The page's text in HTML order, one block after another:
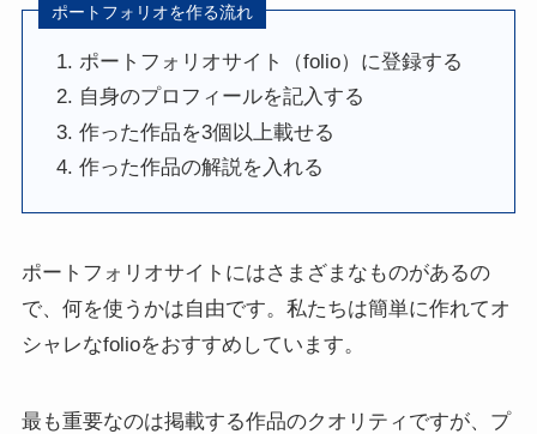
ポートフォリオを作る流れ
ポートフォリオサイト（folio）に登録する
自身のプロフィールを記入する
作った作品を3個以上載せる
作った作品の解説を入れる
ポートフォリオサイトにはさまざまなものがあるの
で、何を使うかは自由です。私たちは簡単に作れてオ
シャレなfolioをおすすめしています。
最も重要なのは掲載する作品のクオリティですが、プ